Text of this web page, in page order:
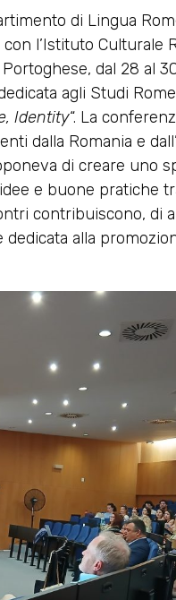
di Lingua
l’Istituto Culturale
dal 28 al
agli Studi
Identity“. La
dalla Romania e
di creare uno
e buone pratiche
contribuiscono, di
alla